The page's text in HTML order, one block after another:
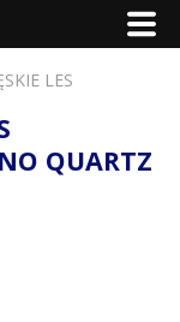
LES
QUARTZ